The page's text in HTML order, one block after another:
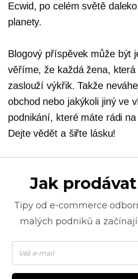
Ecwid, po celém světě daleko
planety.
Blogový příspěvek může být
věříme, že každá žena, která
zasloužívýkřik. Takže
obchod nebo jakýkoli jinýve
podnikání, které máte rádi
Dejte vědět a šiřte lásku!
Jak
Tipy od e-commerce
malých podniků a